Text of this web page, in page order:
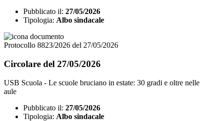
Pubblicato il: 27/05/2026
Tipologia: Albo sindacale
Protocollo 8823/2026 del 27/05/2026
Circolare del 27/05/2026
USB Scuola - Le scuole bruciano in estate: 30 gradi e oltre nelle
aule
Pubblicato il: 27/05/2026
Tipologia: Albo sindacale